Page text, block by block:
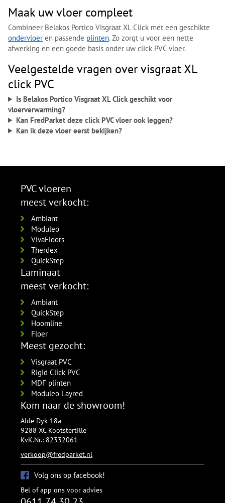
Maak uw vloer compleet
Combineer Belakos Portico Visgraat XL Click met een geschikte
ondervloer en passende plinten. Zo zorgt u voor een nette
afwerking en een goede basis onder uw click PVC vloer.
Veelgestelde vragen over visgraat XL
click PVC
Is Belakos Portico Visgraat XL Click geschikt voor
vloerverwarming?
Kan FredParket deze click PVC vloer ook leggen?
Kan ik deze vloer eerst bekijken?
PVC vloeren
meest verkocht:
Ambiant
Moduleo
VivaFloors
Therdex
QuickStep
Laminaat
meest verkocht:
Ambiant
QuickStep
Hoomline
Floer
Meest gezocht:
Visgraat PVC
Rigid Click PVC
MDF plinten
Moduleo Layred
Kom naar de showroom!
Alde Dyk 18a
9288 XC Kootstertille
KvK.Nr.: 82332061
verkoop@fredparket.nl
Volg ons op facebook!
Bel of app ons voor advies